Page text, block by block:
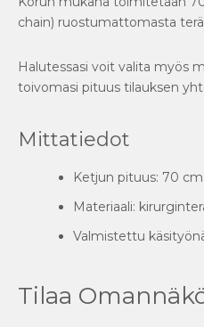
chain) ruostumattomasta
Halutessasi voit valita myös
toivomasi pituus tilauksen
Mittatiedot
Ketjun pituus: 70 cm
Materiaali:
Valmistettu
Tilaa